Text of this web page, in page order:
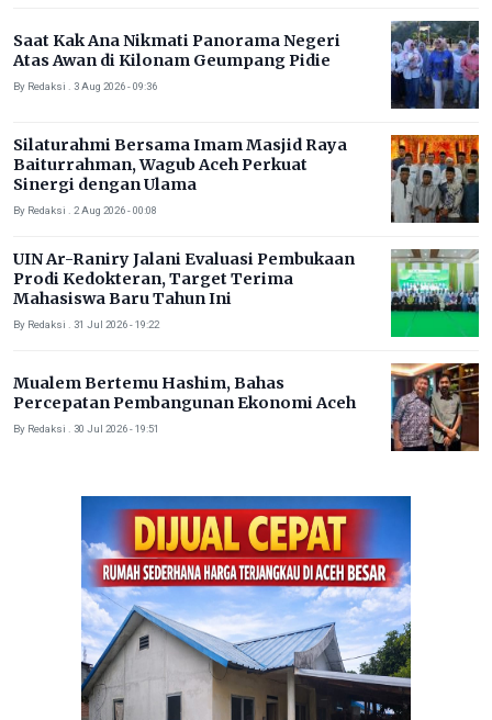
Saat Kak Ana Nikmati Panorama Negeri
Atas Awan di Kilonam Geumpang Pidie
By Redaksi . 3 Aug 2026 - 09:36
Silaturahmi Bersama Imam Masjid Raya
Baiturrahman, Wagub Aceh Perkuat
Sinergi dengan Ulama
By Redaksi . 2 Aug 2026 - 00:08
UIN Ar-Raniry Jalani Evaluasi Pembukaan
Prodi Kedokteran, Target Terima
Mahasiswa Baru Tahun Ini
By Redaksi . 31 Jul 2026 - 19:22
Mualem Bertemu Hashim, Bahas
Percepatan Pembangunan Ekonomi Aceh
By Redaksi . 30 Jul 2026 - 19:51